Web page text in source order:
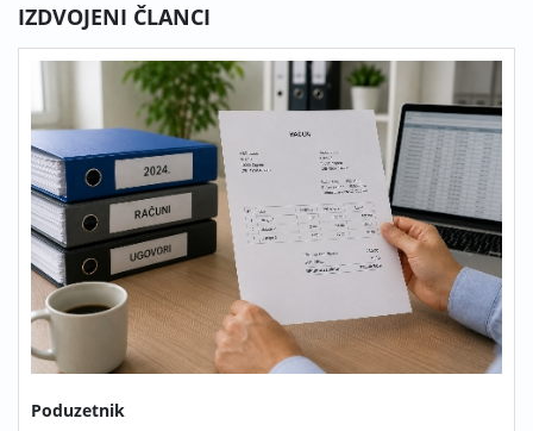
IZDVOJENI ČLANCI
Poduzetnik